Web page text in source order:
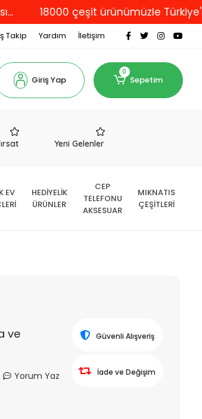
18000 çeşit ürünümüzle Türkiye'nin
Takip Yardım İletişim
Giriş Yap
0
Sepetim
Yeni Gelenler
EV
HEDİYELİK
ÜRÜNLER
CEP
TELEFONU
AKSESUAR
MIKNATIS
ÇEŞİTLERİ
ve
Yorum Yaz
Güvenli Alışveriş
İade ve Değişim